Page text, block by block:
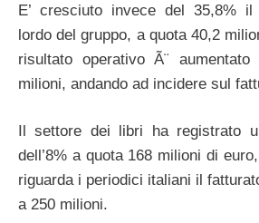
E’ cresciuto invece del 35,8% il
lordo del gruppo, a quota 40,2
risultato operativo Ã¨
milioni, andando ad incidere sul
Il settore dei libri ha registrato
dell’8% a quota 168 milioni di
riguarda i periodici italiani il
a 250 milioni.